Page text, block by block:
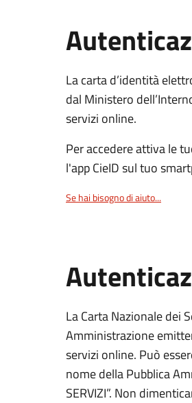
La carta d’identità
dal Ministero
servizi online.
Per accedere attiva le
l'app CieID sul tuo
Se hai bisogno di aiuto...
La Carta Nazionale dei
Amministrazione
servizi online. Può
nome della Pubblica
SERVIZI”. Non